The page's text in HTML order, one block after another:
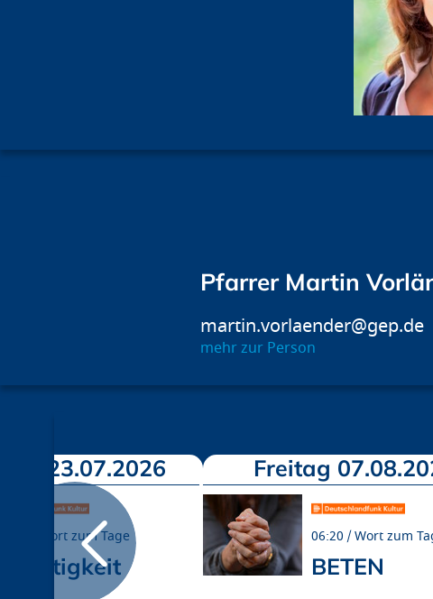
Pfarrer Martin
martin.vorlaender@gep.de
mehr zur Person
23.07.2026
Wort zum Tage
Freitag
06:20 Wort zum
BETEN